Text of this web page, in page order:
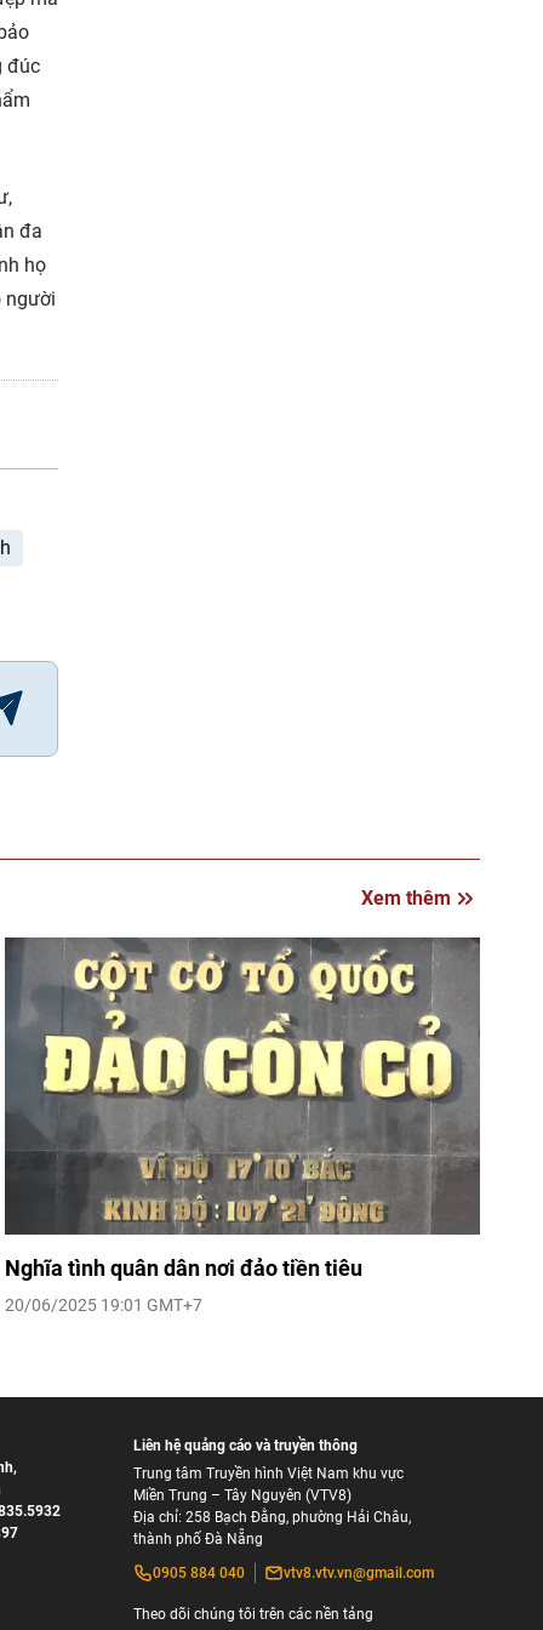
đúc
đa
họ
người
Xem thêm
Nghĩa tình quân dân nơi đảo tiền tiêu
20/06/2025 19:01 GMT+7
,
Liên hệ quảng cáo và truyền thông
Trung tâm Truyền hình Việt Nam khu vực
Miền Trung – Tây Nguyên (VTV8)
Địa chỉ: 258 Bạch Đằng, phường Hải Châu,
thành phố Đà Nẵng
0905 884 040
vtv8.vtv.vn@gmail.com
Theo dõi chúng tôi trên các nền tảng